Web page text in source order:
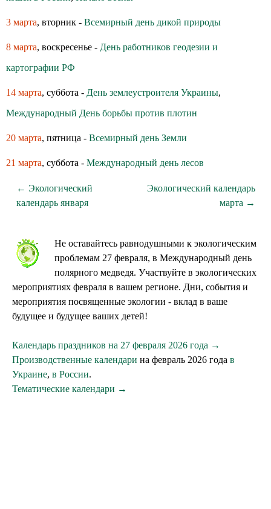
3 марта, вторник - Всемирный день дикой природы
8 марта, воскресенье - День работников геодезии и
картографии РФ
14 марта, суббота - День землеустроителя Украины,
Международный День борьбы против плотин
20 марта, пятница - Всемирный день Земли
21 марта, суббота - Международный день лесов
← Экологический
календарь января
Экологический календарь
марта →
Не оставайтесь равнодушными к экологическим
проблемам 27 февраля, в Международный день
полярного медведя. Участвуйте в экологических
мероприятиях февраля в вашем регионе. Дни, события и
мероприятия посвященные экологии - вклад в ваше
будущее и будущее ваших детей!
Календарь праздников на 27 февраля 2026 года →
Производственные календари на февраль 2026 года в
Украине, в России.
Тематические календари →